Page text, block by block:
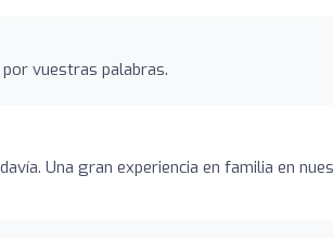
vuestras palabras.
Una gran experiencia en familia en